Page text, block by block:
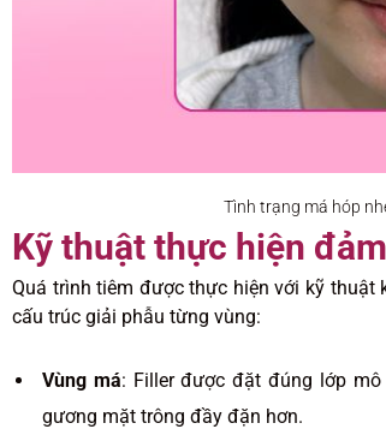
Tình trạng má hóp
Kỹ thuật thực hiện
Quá trình tiêm được thực hiện với kỹ thuật
cấu trúc giải phẫu từng vùng:
Vùng má: Filler được đặt đúng lớp
gương mặt trông đầy đặn hơn.